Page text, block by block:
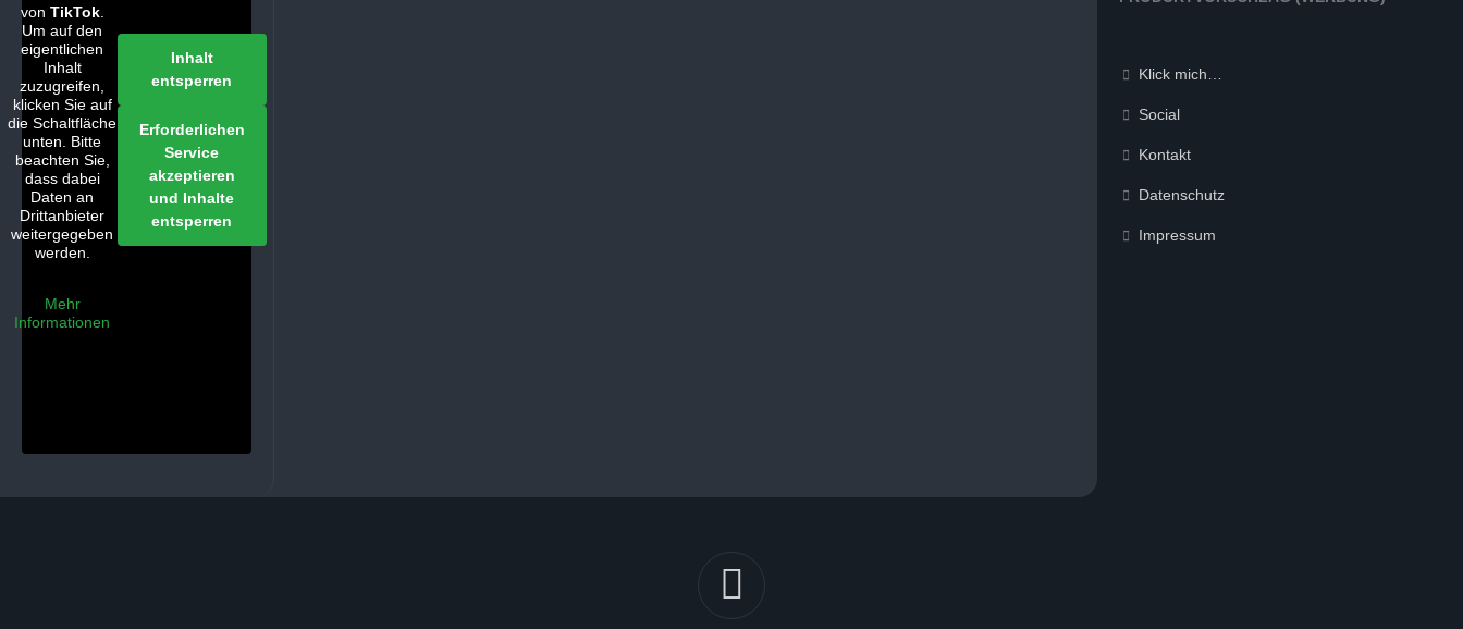
von TikTok.
Um auf den
eigentlichen
Inhalt
zuzugreifen,
klicken Sie auf
die Schaltfläche
unten. Bitte
beachten Sie,
dass dabei
Daten an
Drittanbieter
weitergegeben
werden.
Mehr
Informationen
Inhalt
entsperren
Erforderlichen
Service
akzeptieren
und Inhalte
entsperren
Klick mich…
Social
Kontakt
Datenschutz
Impressum